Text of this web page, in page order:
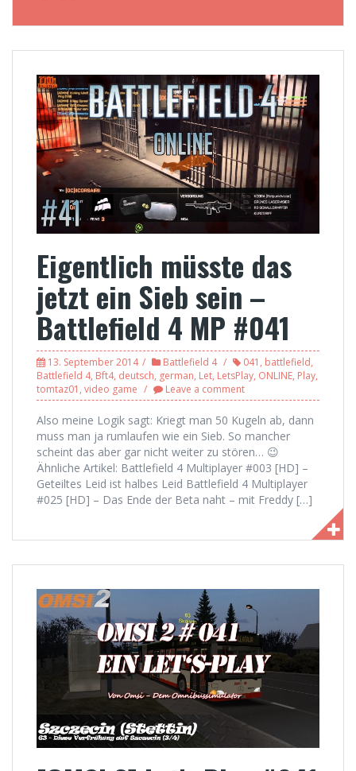
Eigentlich müsste das
jetzt ein Sieb sein –
Battlefield 4 MP #041
13. September 2014 Battlefield 4 041 , battlefield,
Battlefield 4, Bft4, deutsch, german, Let, LetsPlay, ONLINE, Play,
tomtaz01 , video game Leave a comment
Also meine Logik sagt: Kriegt man 50 Kugeln ab, dann
muss man ja rumlaufen wie ein Sieb. So mancher
scheint das aber gar nicht weiter zu stören… 😉
Ähnliche Artikel: Battlefield 4 Multiplayer #003 [HD] –
Geteiltes Leid ist halbes Leid Battlefield 4 Multiplayer
#025 [HD] – Das Ende der Beta naht – mit Freddy […]